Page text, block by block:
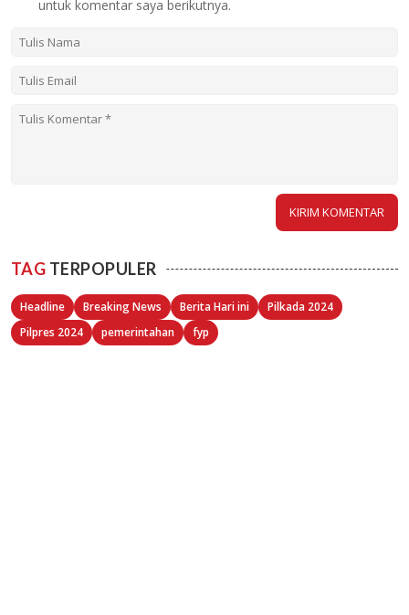
untuk komentar saya berikutnya.
TAG TERPOPULER
Headline Breaking News Berita Hari ini
Pilkada 2024
Pilpres 2024
pemerintahan fyp